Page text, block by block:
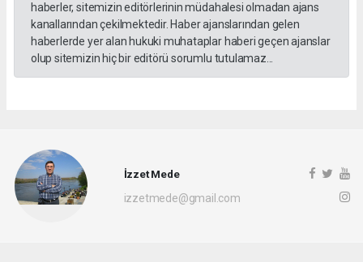
haberler, sitemizin editörlerinin müdahalesi olmadan ajans
kanallarından çekilmektedir. Haber ajanslarından gelen
haberlerde yer alan hukuki muhataplar haberi geçen ajanslar
olup sitemizin hiç bir editörü sorumlu tutulamaz...
İzzet Mede
izzetmede@gmail.com